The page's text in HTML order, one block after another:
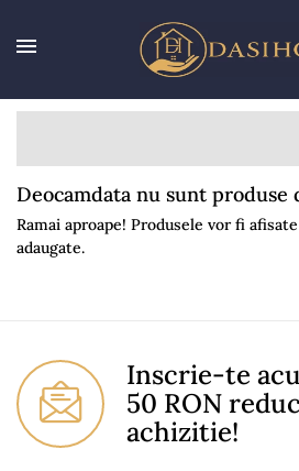
Deocamdata nu sunt produse
Ramai aproape! Produsele vor fi
adaugate.
Inscrie-te
50 RON
achizitie!